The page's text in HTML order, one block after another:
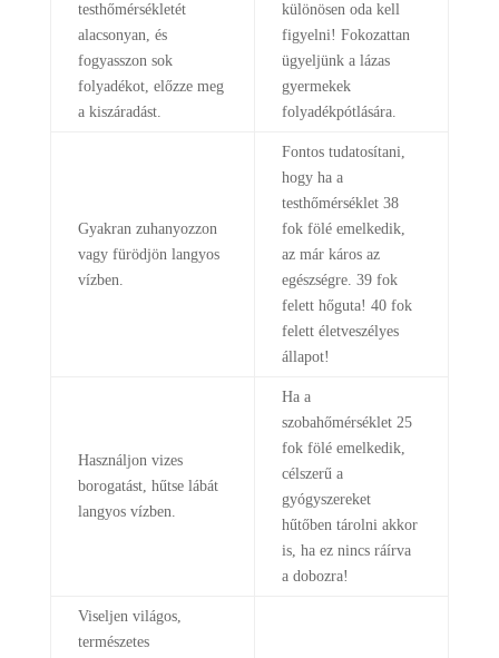
testhőmérsékletét
alacsonyan, és
fogyasszon sok
folyadékot, előzze meg
a kiszáradást.
különösen oda kell
figyelni! Fokozattan
ügyeljünk a lázas
gyermekek
folyadékpótlására.
Gyakran zuhanyozzon
vagy fürödjön langyos
vízben.
Fontos tudatosítani,
hogy ha a
testhőmérséklet 38
fok fölé emelkedik,
az már káros az
egészségre. 39 fok
felett hőguta! 40 fok
felett életveszélyes
állapot!
Használjon vizes
borogatást, hűtse lábát
langyos vízben.
Ha a
szobahőmérséklet 25
fok fölé emelkedik,
célszerű a
gyógyszereket
hűtőben tárolni akkor
is, ha ez nincs ráírva
a dobozra!
Viseljen világos,
természetes